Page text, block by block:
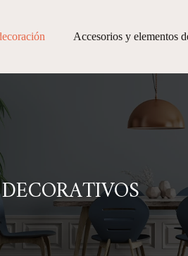
Accesorios y elementos